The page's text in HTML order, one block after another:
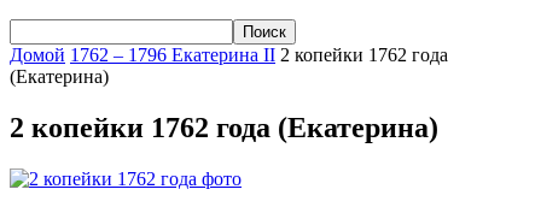
Домой 1762 – 1796 Екатерина II 2 копейки 1762 года
(Екатерина)
2 копейки 1762 года (Екатерина)